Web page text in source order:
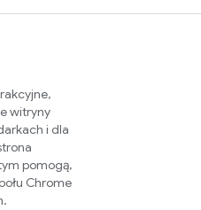
witryny
i dla
pomogą,
Chrome